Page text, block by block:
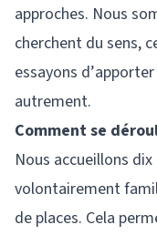
approches. Nous
cherchent du sens,
essayons
autrement.
Comment se
Nous accueillons
volontairement
de places. Cela